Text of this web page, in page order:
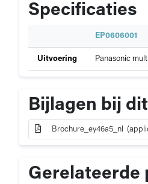
Specificaties
Panasonic
EY46A5
p
e
c
f
i
c
e
EP0606001
Uitvoering Panasonic
Bijlagen bij
Brochure_ey46a5_nl
Gerelateerde